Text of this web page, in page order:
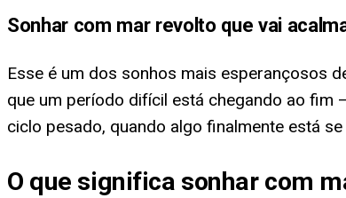
Sonhar com mar revolto que vai
Esse é um dos sonhos mais esperançosos
que um período difícil está chegando ao fim
ciclo pesado, quando algo finalmente está
O que significa sonhar com